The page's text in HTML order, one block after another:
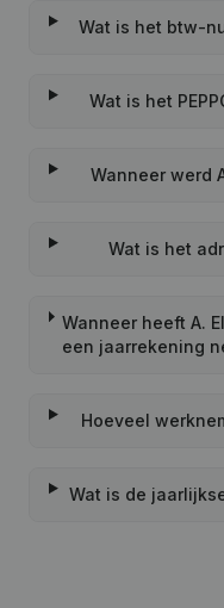
Wat is het btw-
Wat is het
Wanneer werd
Wat is het
Wanneer heeft A.
een jaarrekening
Hoeveel
Wat is de